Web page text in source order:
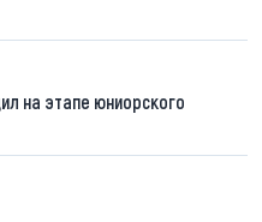
на этапе юниорского